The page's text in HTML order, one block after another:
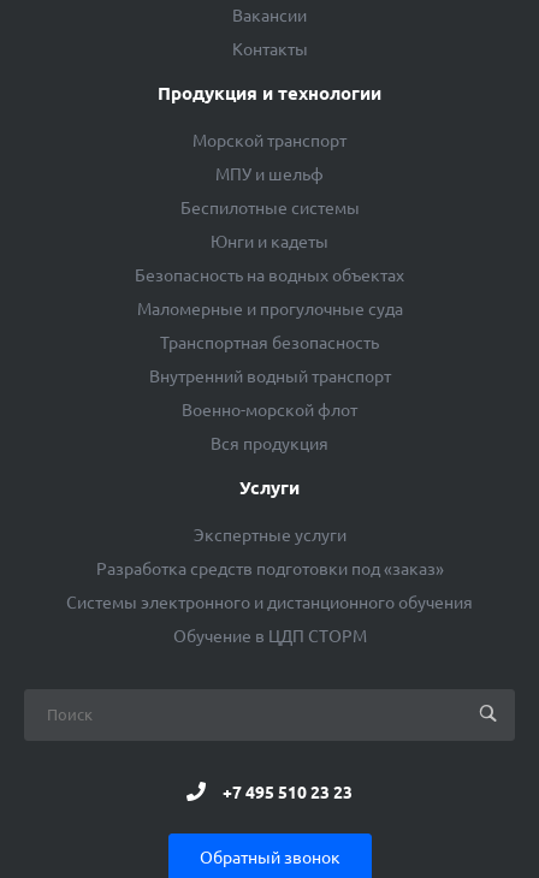
Вакансии
Контакты
Продукция и технологии
Морской транспорт
МПУ и шельф
Беспилотные системы
Юнги и кадеты
Безопасность на водных объектах
Маломерные и прогулочные суда
Транспортная безопасность
Внутренний водный транспорт
Военно-морской флот
Вся продукция
Услуги
Экспертные услуги
Разработка средств подготовки под «заказ»
Системы электронного и дистанционного обучения
Обучение в ЦДП СТОРМ
+7 495 510 23 23
Обратный звонок